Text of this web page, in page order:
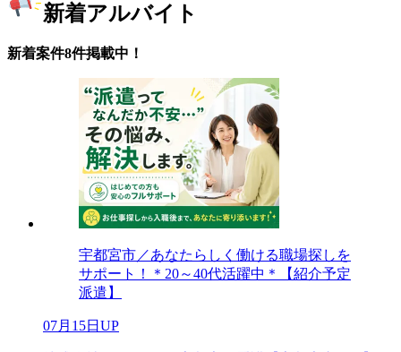
新着アルバイト
新着案件8件掲載中！
宇都宮市／あなたらしく働ける職場探しを
サポート！＊20～40代活躍中＊【紹介予定
派遣】
07月15日UP